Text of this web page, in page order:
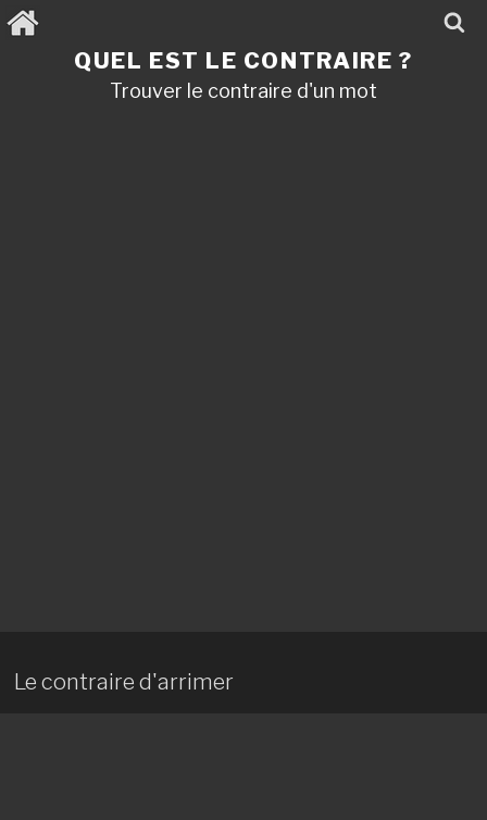
Aller
au
QUEL EST LE CONTRAIRE ?
Trouver le contraire d'un mot
Le contraire d'arrimer